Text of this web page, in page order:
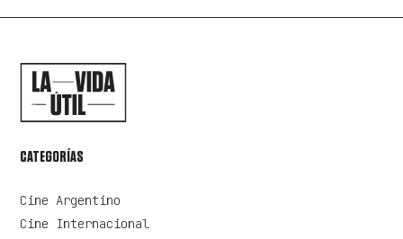
CATEGORÍAS
Cine Argentino
Cine Internacional